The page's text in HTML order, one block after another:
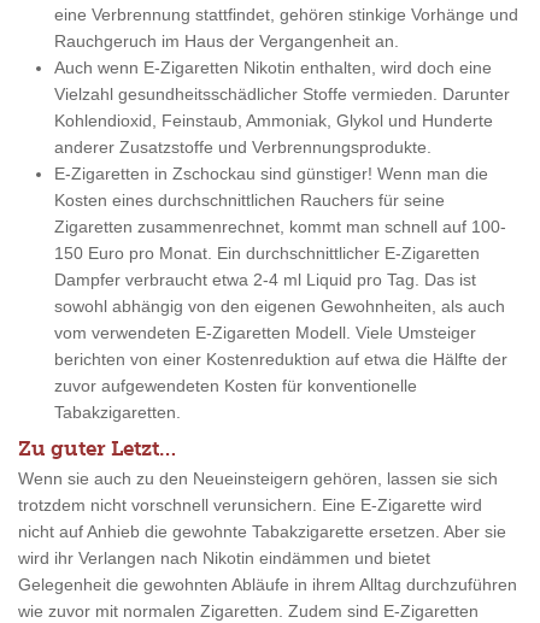
eine Verbrennung stattfindet, gehören stinkige Vorhänge und
Rauchgeruch im Haus der Vergangenheit an.
Auch wenn E-Zigaretten Nikotin enthalten, wird doch eine
Vielzahl gesundheitsschädlicher Stoffe vermieden. Darunter
Kohlendioxid, Feinstaub, Ammoniak, Glykol und Hunderte
anderer Zusatzstoffe und Verbrennungsprodukte.
E-Zigaretten in Zschockau sind günstiger! Wenn man die
Kosten eines durchschnittlichen Rauchers für seine
Zigaretten zusammenrechnet, kommt man schnell auf 100-
150 Euro pro Monat. Ein durchschnittlicher E-Zigaretten
Dampfer verbraucht etwa 2-4 ml Liquid pro Tag. Das ist
sowohl abhängig von den eigenen Gewohnheiten, als auch
vom verwendeten E-Zigaretten Modell. Viele Umsteiger
berichten von einer Kostenreduktion auf etwa die Hälfte der
zuvor aufgewendeten Kosten für konventionelle
Tabakzigaretten.
Zu guter Letzt…
Wenn sie auch zu den Neueinsteigern gehören, lassen sie sich
trotzdem nicht vorschnell verunsichern. Eine E-Zigarette wird
nicht auf Anhieb die gewohnte Tabakzigarette ersetzen. Aber sie
wird ihr Verlangen nach Nikotin eindämmen und bietet
Gelegenheit die gewohnten Abläufe in ihrem Alltag durchzuführen
wie zuvor mit normalen Zigaretten. Zudem sind E-Zigaretten